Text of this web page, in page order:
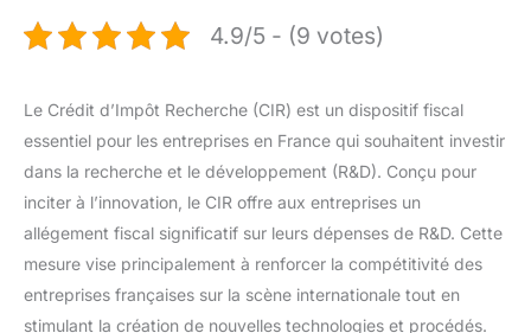
4.9/5 - (9 votes)
Le Crédit d’Impôt Recherche (CIR) est un dispositif fiscal
essentiel pour les entreprises en France qui souhaitent investir
dans la recherche et le développement (R&D). Conçu pour
inciter à l’innovation, le CIR offre aux entreprises un
allégement fiscal significatif sur leurs dépenses de R&D. Cette
mesure vise principalement à renforcer la compétitivité des
entreprises françaises sur la scène internationale tout en
stimulant la création de nouvelles technologies et procédés.